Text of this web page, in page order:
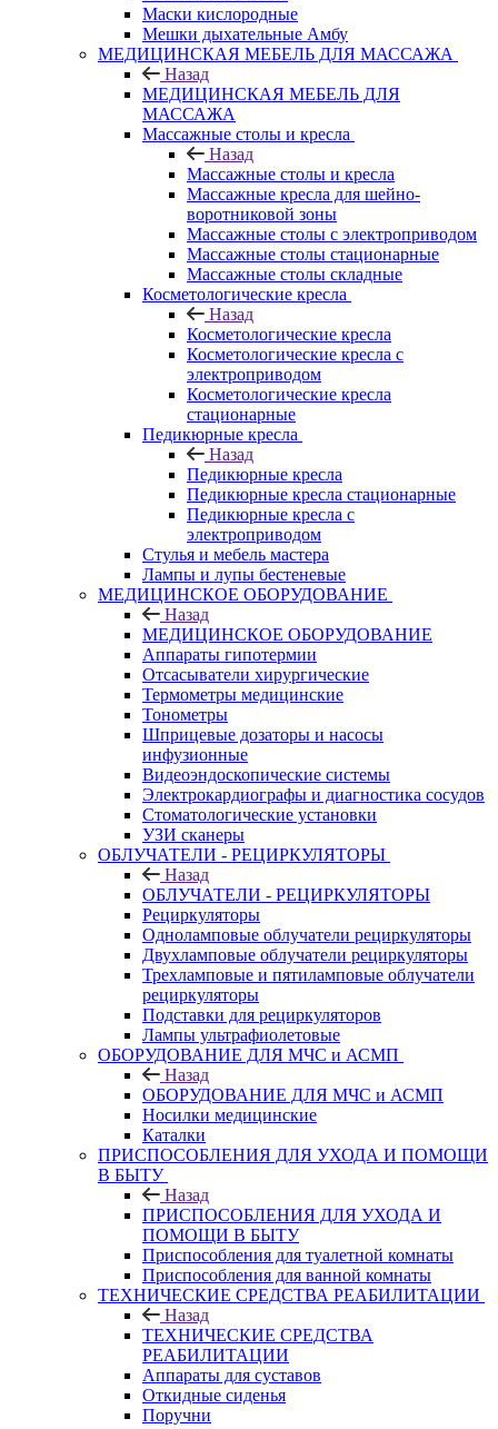
Маски кислородные
Мешки дыхательные Амбу
МЕДИЦИНСКАЯ МЕБЕЛЬ ДЛЯ МАССАЖА
Назад
МЕДИЦИНСКАЯ МЕБЕЛЬ ДЛЯ
МАССАЖА
Массажные столы и кресла
Назад
Массажные столы и кресла
Массажные кресла для шейно-
воротниковой зоны
Массажные столы с электроприводом
Массажные столы стационарные
Массажные столы складные
Косметологические кресла
Назад
Косметологические кресла
Косметологические кресла с
электроприводом
Косметологические кресла
стационарные
Педикюрные кресла
Назад
Педикюрные кресла
Педикюрные кресла стационарные
Педикюрные кресла с
электроприводом
Стулья и мебель мастера
Лампы и лупы бестеневые
МЕДИЦИНСКОЕ ОБОРУДОВАНИЕ
Назад
МЕДИЦИНСКОЕ ОБОРУДОВАНИЕ
Аппараты гипотермии
Отсасыватели хирургические
Термометры медицинские
Тонометры
Шприцевые дозаторы и насосы
инфузионные
Видеоэндоскопические системы
Электрокардиографы и диагностика сосудов
Стоматологические установки
УЗИ сканеры
ОБЛУЧАТЕЛИ - РЕЦИРКУЛЯТОРЫ
Назад
ОБЛУЧАТЕЛИ - РЕЦИРКУЛЯТОРЫ
Рециркуляторы
Одноламповые облучатели рециркуляторы
Двухламповые облучатели рециркуляторы
Трехламповые и пятиламповые облучатели
рециркуляторы
Подставки для рециркуляторов
Лампы ультрафиолетовые
ОБОРУДОВАНИЕ ДЛЯ МЧС и АСМП
Назад
ОБОРУДОВАНИЕ ДЛЯ МЧС и АСМП
Носилки медицинские
Каталки
ПРИСПОСОБЛЕНИЯ ДЛЯ УХОДА И ПОМОЩИ
В БЫТУ
Назад
ПРИСПОСОБЛЕНИЯ ДЛЯ УХОДА И
ПОМОЩИ В БЫТУ
Приспособления для туалетной комнаты
Приспособления для ванной комнаты
ТЕХНИЧЕСКИЕ СРЕДСТВА РЕАБИЛИТАЦИИ
Назад
ТЕХНИЧЕСКИЕ СРЕДСТВА
РЕАБИЛИТАЦИИ
Аппараты для суставов
Откидные сиденья
Поручни